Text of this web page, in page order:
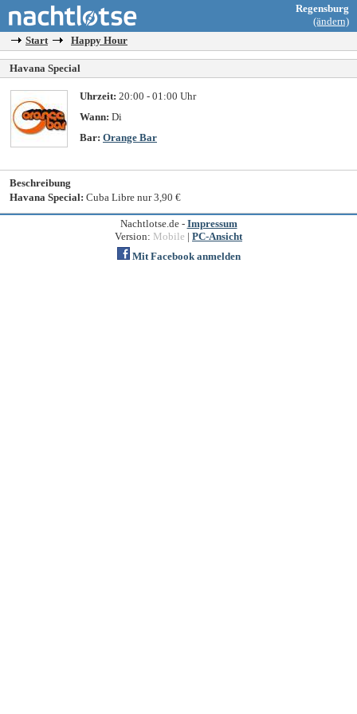
Regensburg
(ändern)
Start
Happy Hour
Havana Special
Uhrzeit: 20:00 - 01:00 Uhr
Wann: Di
Bar: Orange Bar
Beschreibung
Havana Special: Cuba Libre nur 3,90 €
Nachtlotse.de - Impressum
Version: Mobile | PC-Ansicht
Mit Facebook anmelden